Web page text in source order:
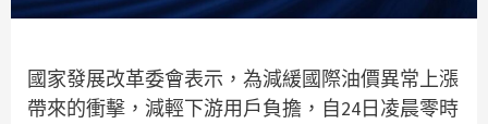
國家發展改革委會表示，為減緩國際油價異常上漲
帶來的衝擊，減輕下游用戶負擔，自24日凌晨零時